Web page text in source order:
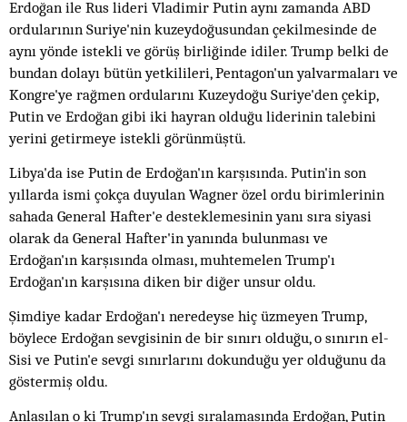
Erdoğan ile Rus lideri Vladimir Putin aynı zamanda ABD
ordularının Suriye'nin kuzeydoğusundan çekilmesinde de
aynı yönde istekli ve görüş birliğinde idiler. Trump belki de
bundan dolayı bütün yetkilileri, Pentagon'un yalvarmaları ve
Kongre'ye rağmen ordularını Kuzeydoğu Suriye'den çekip,
Putin ve Erdoğan gibi iki hayran olduğu liderinin talebini
yerini getirmeye istekli görünmüştü.
Libya'da ise Putin de Erdoğan'ın karşısında. Putin'in son
yıllarda ismi çokça duyulan Wagner özel ordu birimlerinin
sahada General Hafter'e desteklemesinin yanı sıra siyasi
olarak da General Hafter'in yanında bulunması ve
Erdoğan'ın karşısında olması, muhtemelen Trump'ı
Erdoğan'ın karşısına diken bir diğer unsur oldu.
Şimdiye kadar Erdoğan'ı neredeyse hiç üzmeyen Trump,
böylece Erdoğan sevgisinin de bir sınırı olduğu, o sınırın el-
Sisi ve Putin'e sevgi sınırlarını dokunduğu yer olduğunu da
göstermiş oldu.
Anlaşılan o ki Trump'ın sevgi sıralamasında Erdoğan, Putin